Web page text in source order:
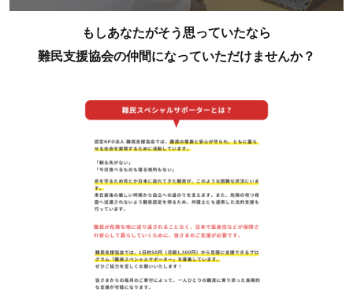
もしあなたがそう思っていたなら
難民支援協会の仲間になっていただけませんか？